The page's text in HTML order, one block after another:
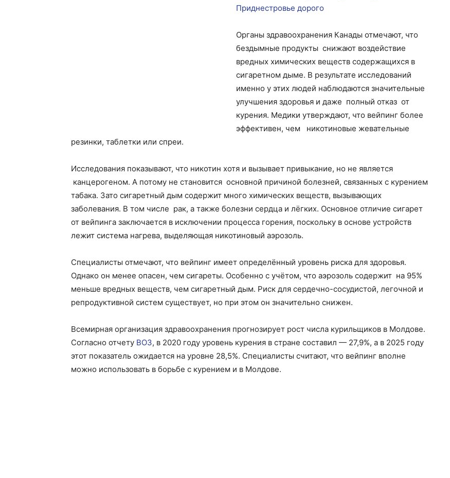
Приднестровье дорого
Органы здравоохранения Канады отмечают, что
бездымные продукты снижают воздействие
вредных химических веществ содержащихся в
сигаретном дыме. В результате исследований
именно у этих людей наблюдаются значительные
улучшения здоровья и даже полный отказ от
курения. Медики утверждают, что вейпинг более
эффективен, чем никотиновые жевательные
резинки, таблетки или спреи.
Исследования показывают, что никотин хотя и вызывает привыкание, но не является
канцерогеном. А потому не становится основной причиной болезней, связанных с курением
табака. Зато сигаретный дым содержит много химических веществ, вызывающих
заболевания. В том числе рак, а также болезни сердца и лёгких. Основное отличие сигарет
от вейпинга заключается в исключении процесса горения, поскольку в основе устройств
лежит система нагрева, выделяющая никотиновый аэрозоль.
Специалисты отмечают, что вейпинг имеет определённый уровень риска для здоровья.
Однако он менее опасен, чем сигареты. Особенно с учётом, что аэрозоль содержит на 95%
меньше вредных веществ, чем сигаретный дым. Риск для сердечно-сосудистой, легочной и
репродуктивной систем существует, но при этом он значительно снижен.
Всемирная организация здравоохранения прогнозирует рост числа курильщиков в Молдове.
Согласно отчету ВОЗ, в 2020 году уровень курения в стране составил — 27,9%, а в 2025 году
этот показатель ожидается на уровне 28,5%. Специалисты считают, что вейпинг вполне
можно использовать в борьбе с курением и в Молдове.